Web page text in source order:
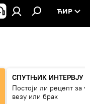
ЋИР
СПУТЊИК ИНТЕРВЈУ
Постоји ли рецепт за
везу или брак